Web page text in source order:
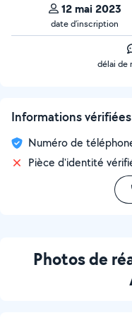
12 mai 2023
date d’inscription
délai de
Informations vérifiées
Numéro de
Pièce d'identité
Photos de